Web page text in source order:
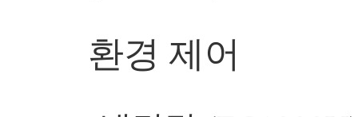
환경 제어